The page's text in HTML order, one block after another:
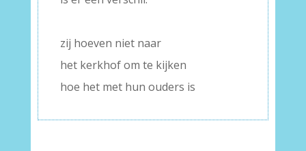
zij hoeven niet naar
het kerkhof om te kijken
hoe het met hun ouders is